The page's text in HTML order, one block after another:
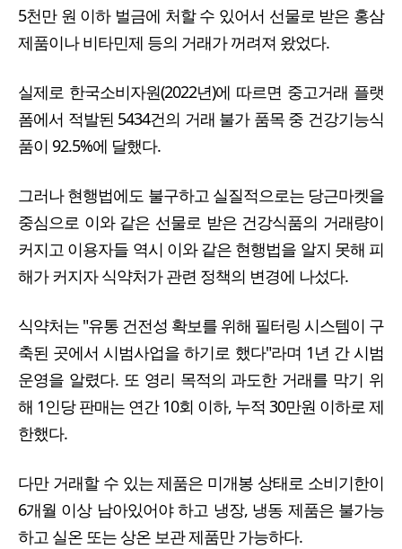
5천만 원 이하 벌금에 처할 수 있어서 선물로 받은 홍삼
제품이나 비타민제 등의 거래가 꺼려져 왔었다.
실제로 한국소비자원(2022년)에 따르면 중고거래 플랫
폼에서 적발된 5434건의 거래 불가 품목 중 건강기능식
품이 92.5%에 달했다.
그러나 현행법에도 불구하고 실질적으로는 당근마켓을
중심으로 이와 같은 선물로 받은 건강식품의 거래량이
커지고 이용자들 역시 이와 같은 현행법을 알지 못해 피
해가 커지자 식약처가 관련 정책의 변경에 나섰다.
식약처는 "유통 건전성 확보를 위해 필터링 시스템이 구
축된 곳에서 시범사업을 하기로 했다"라며 1년 간 시범
운영을 알렸다. 또 영리 목적의 과도한 거래를 막기 위
해 1인당 판매는 연간 10회 이하, 누적 30만원 이하로 제
한했다.
다만 거래할 수 있는 제품은 미개봉 상태로 소비기한이
6개월 이상 남아있어야 하고 냉장, 냉동 제품은 불가능
하고 실온 또는 상온 보관 제품만 가능하다.